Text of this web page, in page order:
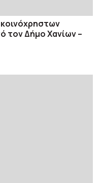
τον Δήμο Χανίων –